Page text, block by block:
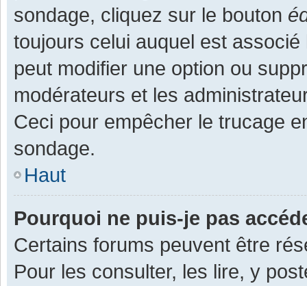
sondage, cliquez sur le bouton
toujours celui auquel est associé
peut modifier une option ou
modérateurs et les
Ceci pour empêcher le trucage
sondage.
Haut
Pourquoi ne puis-je pas
Certains forums peuvent être
Pour les consulter, les lire, y